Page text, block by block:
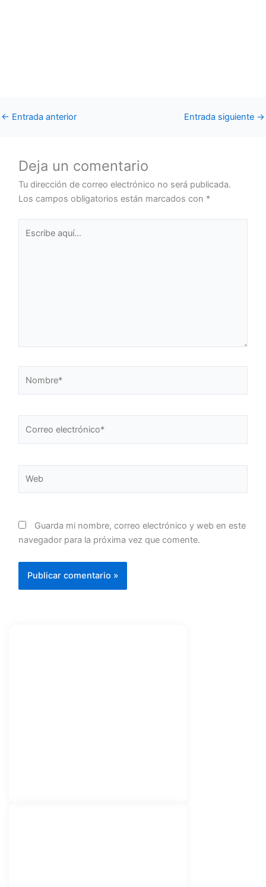
← Entrada anterior Entrada siguiente →
Deja un comentario
Tu dirección de correo electrónico no será publicada.
Los campos obligatorios están marcados con *
aquí...
electrónico*
Guarda mi nombre, correo electrónico y web en este
navegador para la próxima vez que comente.